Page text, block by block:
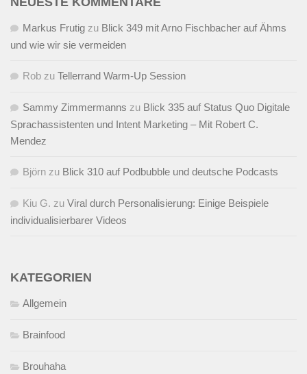
Markus Frutig zu Blick 349 mit Arno Fischbacher auf Ähms
und wie wir sie vermeiden
Rob zu Tellerrand Warm-Up Session
Sammy Zimmermanns zu Blick 335 auf Status Quo Digitale
Sprachassistenten und Intent Marketing – Mit Robert C.
Mendez
Björn zu Blick 310 auf Podbubble und deutsche Podcasts
Kiu G. zu Viral durch Personalisierung: Einige Beispiele
individualisierbarer Videos
KATEGORIEN
Allgemein
Brainfood
Brouhaha